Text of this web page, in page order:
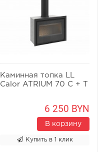
Каминная топка LL
Calor ATRIUM 70 C + T
6 250 BYN
В корзину
Купить в 1 клик